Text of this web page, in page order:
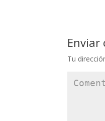
Enviar
Tu